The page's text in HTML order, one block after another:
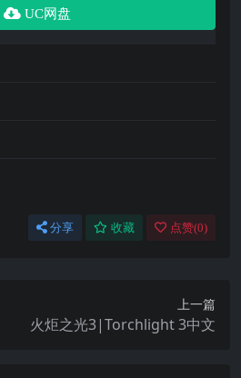
UC网盘
分享 收藏 点赞(0)
上一篇
火炬之光3|Torchlight 3中文